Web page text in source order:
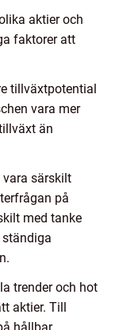
aktier och
faktorer att
tillväxtpotential
vara mer
än
vara särskilt
på
med tanke
trender och hot
aktier. Till